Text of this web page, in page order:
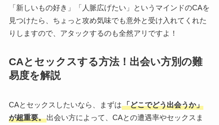
「新しいもの好き」「人脈広げたい」というマインドのCAを
見つけたら、ちょっと攻め気味でも意外と受け入れてくれた
りしますので、アタックするのも全然アリですよ！
CAとセックスする方法！出会い方別の難
易度を解説
CAとセックスしたいなら、まずは「どこでどう出会うか」
が超重要。出会い方によって、CAとの遭遇率やセックスま